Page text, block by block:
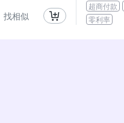
找相似
超商付款
零利率